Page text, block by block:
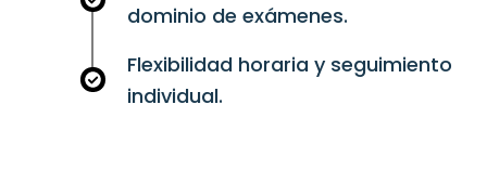
dominio de exámenes.
Flexibilidad horaria y seguimiento
individual.